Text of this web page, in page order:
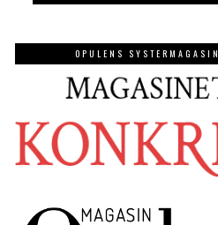
OPULENS SYSTERMAGASIN